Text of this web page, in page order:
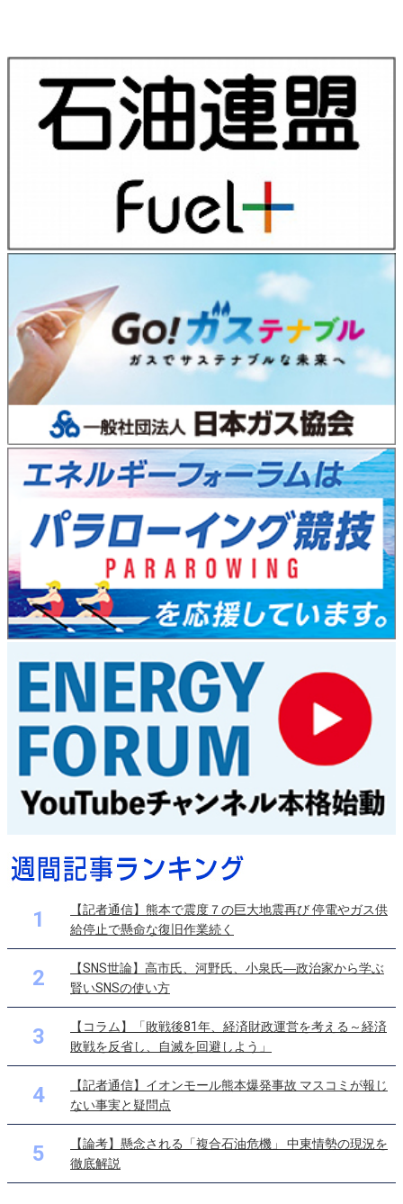
1
【記者通信】熊本で震度７の巨大地震再び 停電やガス供
給停止で懸命な復旧作業続く
2
【SNS世論】高市氏、河野氏、小泉氏―政治家から学ぶ
賢いSNSの使い方
3
【コラム】「敗戦後81年、経済財政運営を考える～経済
敗戦を反省し、自滅を回避しよう」
4
【記者通信】イオンモール熊本爆発事故 マスコミが報じ
ない事実と疑問点
5
【論考】懸念される「複合石油危機」 中東情勢の現況を
徹底解説